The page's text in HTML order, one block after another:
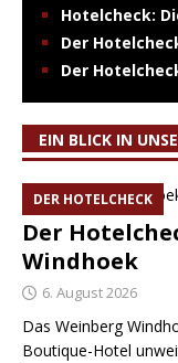
Hotelcheck:
Der
Der
EIN BLICK IN
DER HOTELCHECK
Der
Windhoek
6. August 2026
Das Weinberg
Boutique-Hotel